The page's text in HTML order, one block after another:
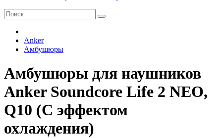
Anker
Амбушюры
Амбушюры для наушников
Anker Soundcore Life 2 NEO,
Q10 (С эффектом
охлаждения)